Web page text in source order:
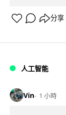
分享
人工智能
Vin 1 小時